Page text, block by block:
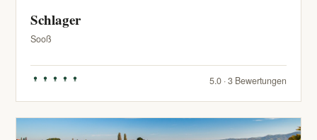
Schlager
Sooß
5.0 · 3 Bewertungen